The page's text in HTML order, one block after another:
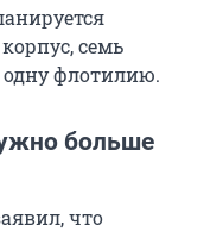
семь
одну флотилию.
больше
что